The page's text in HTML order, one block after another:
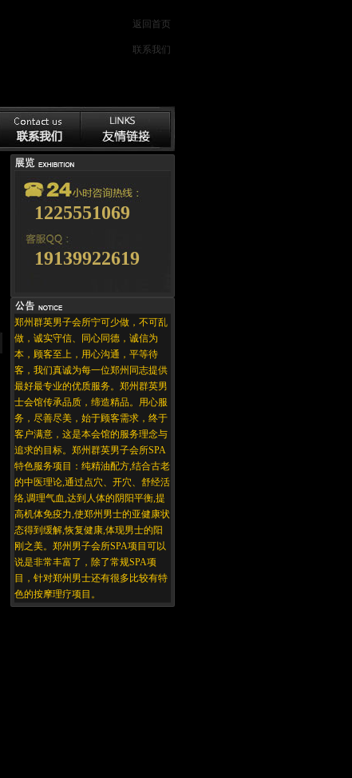
返回首页
联系我们
1225551069
19139922619
郑州群英男子会所宁可少做，不可乱
做，诚实守信、同心同德，诚信为
本，顾客至上，用心沟通，平等待
客，我们真诚为每一位郑州同志提供
最好最专业的优质服务。郑州群英男
士会馆传承品质，缔造精品。用心服
务，尽善尽美，始于顾客需求，终于
客户满意，这是本会馆的服务理念与
追求的目标。郑州群英男子会所SPA
特色服务项目：纯精油配方,结合古老
的中医理论,通过点穴、开穴、舒经活
络,调理气血,达到人体的阴阳平衡,提
高机体免疫力,使郑州男士的亚健康状
态得到缓解,恢复健康,体现男士的阳
刚之美。郑州男子会所SPA项目可以
说是非常丰富了，除了常规SPA项
目，针对郑州男士还有很多比较有特
色的按摩理疗项目。